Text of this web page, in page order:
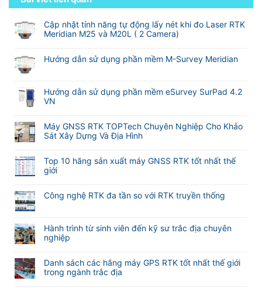
Cập nhật tính năng tự động lấy nét khi đo Laser RTK
Meridian M25 và M20L ( 2 Camera)
có
bình
Cập
nhật
tự
động
nét
khi
đo
RTK
và
M20L
(
Camera)
Hướng dẫn sử dụng phần mềm M-Survey Meridian
bình
luận
dẫn
sử
mềm
M-
Meridian
Hướng dẫn sử dụng phần mềm eSurvey SurPad 4.2
VN
có
bình
luận
Hướng
dẫn
sử
phần
SurPad
4.2
VN
Máy GNSS RTK TOPTech Chuyên Nghiệp Cho Khảo
Sát Xây Dựng Và Địa Hình
có
bình
luận
Máy
GNSS
Chuyên
Nghiệp
Khảo
Sát
Xây
Top 10 hãng sản xuất máy GNSS RTK tốt nhất thế
giới
có
bình
Top
10
xuất
máy
Công nghệ RTK đa tần so với RTK truyền thống
bình
luận
nghệ
RTK
Hành trình từ sinh viên đến kỹ sư trắc địa chuyên
nghiệp
có
bình
luận
Danh sách các hãng máy GPS RTK tốt nhất thế giới
trong ngành trắc địa